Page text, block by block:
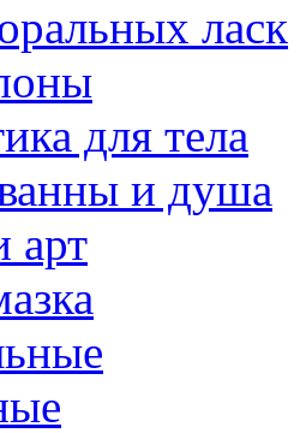
ласк
для тела
и душа
арт